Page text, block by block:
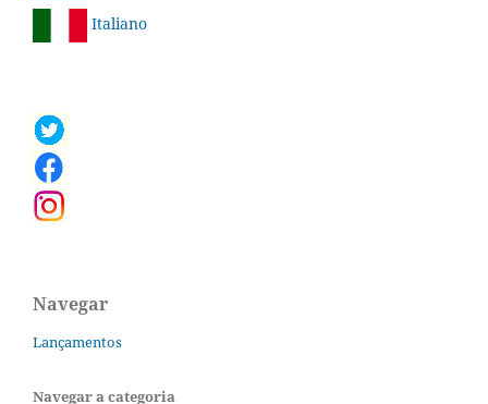
Italiano
Navegar
Lançamentos
Navegar a categoria